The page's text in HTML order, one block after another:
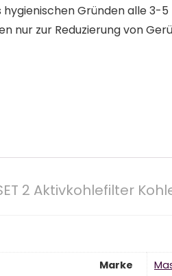
Gründen alle 3-
nur zur Reduzierung von
2 Aktivkohlefilter
Marke